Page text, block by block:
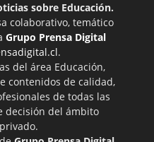
sobre Educación.
colaborativo, temático
Grupo Prensa Digital
.
del área Educación,
contenidos de calidad,
de todas las
decisión del ámbito